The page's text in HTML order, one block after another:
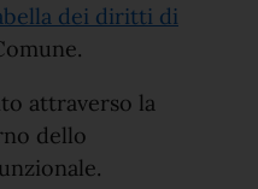
dei diritti di
attraverso la
dello